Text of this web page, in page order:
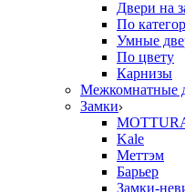
Двери на
По
Умные
По цвету
Карнизы
Межкомнатные
Замки
Kale
Меттэм
Барьер
Замки-